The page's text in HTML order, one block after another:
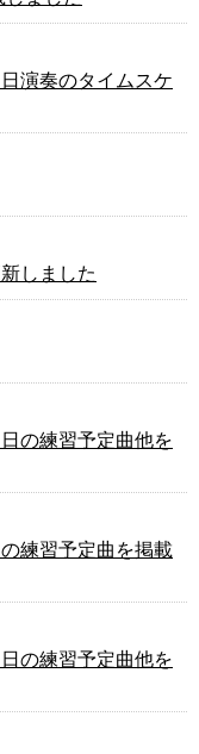
演奏のタイムスケ
しました
の練習予定曲他を
練習予定曲を掲載
の練習予定曲他を